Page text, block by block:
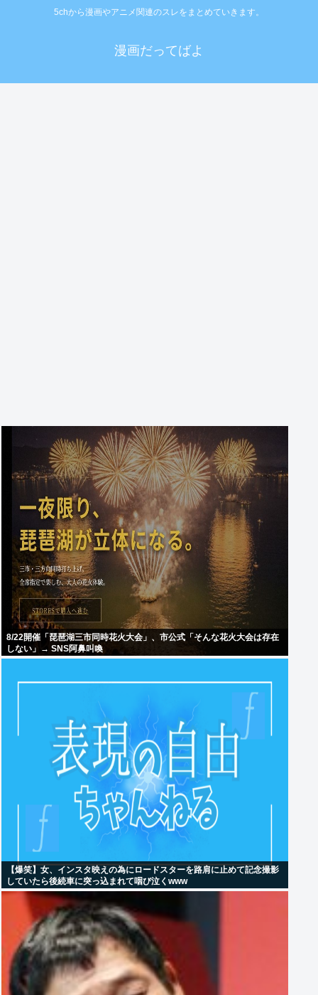
5chから漫画やアニメ関連のスレをまとめていきます。
漫画だってばよ
8/22開催「琵琶湖三市同時花火大会」、市公式「そんな花火大会は存在
しない」→ SNS阿鼻叫喚
【爆笑】女、インスタ映えの為にロードスターを路肩に止めて記念撮影
していたら後続車に突っ込まれて咽び泣くwww